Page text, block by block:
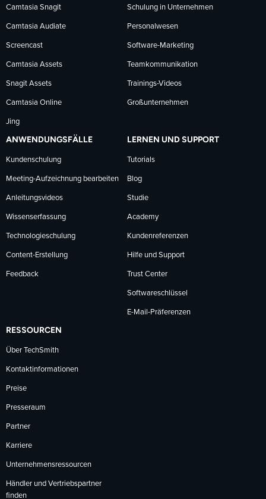
folgen
folgenfolgen
Camtasia Snagit
Camtasia Audiate
Screencast
Camtasia Assets
Snagit Assets
Camtasia Online
Jing
Schulung in Unternehmen
Personalwesen
Software-Marketing
Teamkommunikation
Trainings-Videos
Großunternehmen
ANWENDUNGSFÄLLE
Kundenschulung
Meeting-Aufzeichnung bearbeiten
Anleitungsvideos
Wissenserfassung
Technologieschulung
Content-Erstellung
Feedback
LERNEN UND SUPPORT
Tutorials
Blog
Studie
Academy
Kundenreferenzen
Hilfe und Support
Trust Center
Softwareschlüssel
E-Mail-Präferenzen
RESSOURCEN
Über TechSmith
Kontaktinformationen
Preise
Presseraum
Partner
Karriere
Unternehmensressourcen
Händler und Vertriebspartner
finden